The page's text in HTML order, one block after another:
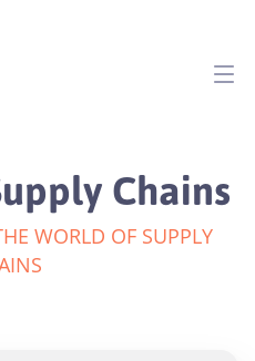
Chains
WORLD OF SUPPLY